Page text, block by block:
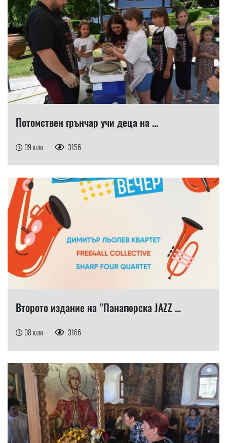
Потомствен грънчар учи деца на ...
09 юли 3156
Второто издание на ”Панагюрска JAZZ ...
08 юли 3166